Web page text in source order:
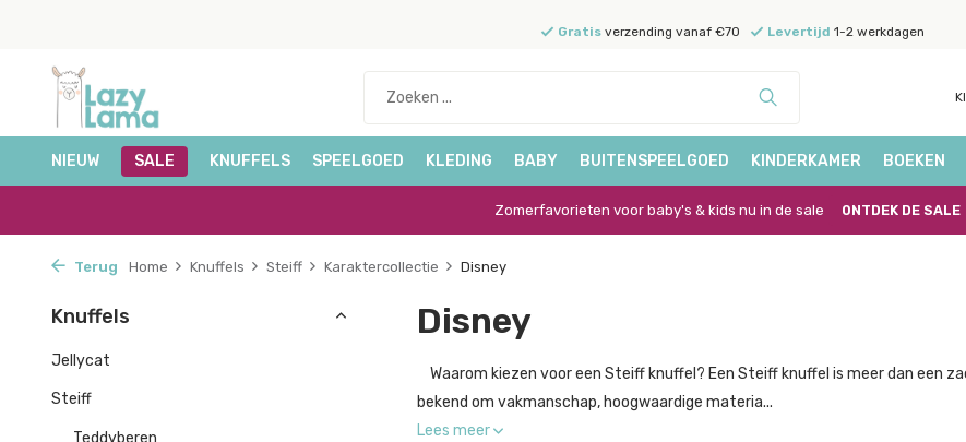
Gratisverzending vanaf €70 Levertijd 1-2 werkdagen
NIEUW SALE KNUFFELS SPEELGOED KLEDING BABY BUITENSPEELGOED KINDERKAMER BOEKEN
Zomerfavorieten voor baby's & kids nu in de sale ONTDEK DE SALE
Terug Home Knuffels Steiff Karaktercollectie Disney
Knuffels
Jellycat
Steiff
Teddyberen
Disney
Waarom kiezen voor een Steiff knuffel? Een Steiff knuffel is meer dan een
bekend om vakmanschap, hoogwaardige materia...
Lees meer